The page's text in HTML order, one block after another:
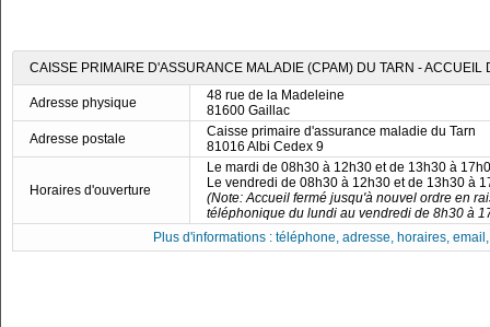
CAISSE PRIMAIRE D'ASSURANCE MALADIE (CPAM) DU TARN - ACCUEIL
Adresse physique
48 rue de la Madeleine
81600 Gaillac
Adresse postale
Caisse primaire d'assurance maladie du Tarn
81016 Albi Cedex 9
Horaires d'ouverture
Le mardi de 08h30 à 12h30 et de 13h30 à
Le vendredi de 08h30 à 12h30 et de 13h30 à
(Note: Accueil fermé jusqu'à nouvel ordre en
téléphonique du lundi au vendredi de 8h30 à
Plus d'informations : téléphone, adresse, horaires,